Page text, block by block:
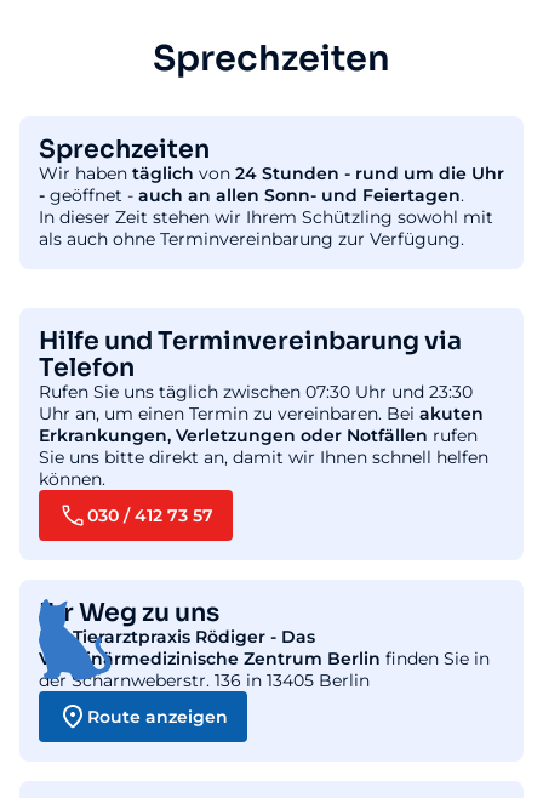
Sprechzeiten
Sprechzeiten
Wir haben täglich von 24 Stunden - rund um die Uhr
- geöffnet - auch an allen Sonn- und Feiertagen.
In dieser Zeit stehen wir Ihrem Schützling sowohl mit
als auch ohne Terminvereinbarung zur Verfügung.
Hilfe und Terminvereinbarung via
Telefon
Rufen Sie uns täglich zwischen 07:30 Uhr und 23:30
Uhr an, um einen Termin zu vereinbaren. Bei akuten
Erkrankungen, Verletzungen oder Notfällen rufen
Sie uns bitte direkt an, damit wir Ihnen schnell helfen
können.
030 / 412 73 57
Ihr Weg zu uns
DieTierarztpraxis Rödiger - Das
Veterinärmedizinische Zentrum Berlin finden Sie in
der Scharnweberstr. 136 in 13405 Berlin
Route anzeigen